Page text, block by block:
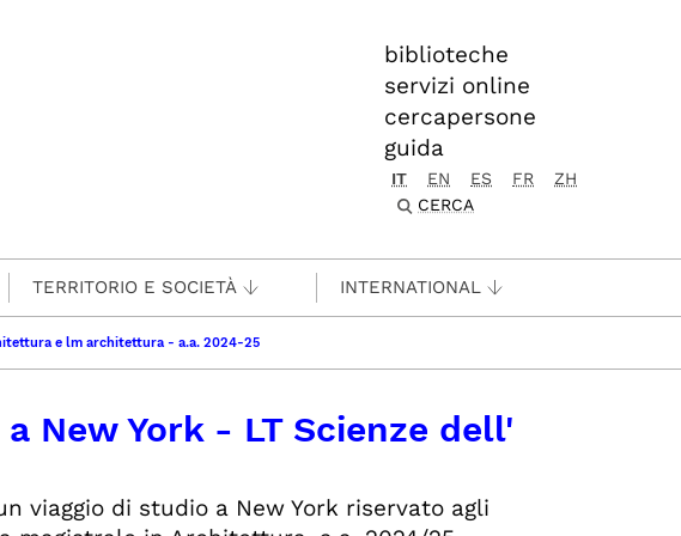
biblioteche
servizi online
cercapersone
guida
IT EN ES FR
ZH
CERCA
TERRITORIO E SOCIETÀ INTERNATIONAL
e lm architettura - a.a. 2024-25
New York - LT Scienze dell'
viaggio di studio a New York riservato agli